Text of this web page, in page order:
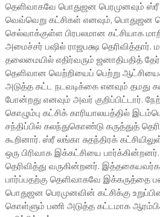
தெளிவாகவே பொதுஜன பெரமுனவும் ஸ்ரீ
வெவ்வெறு கட்சிகள் எனவும், பொதுஜன
செல்வாக்குள்ள பிரபலமான கட்சியாக
அமைச்சர் பஷில் ராஜபக்ஷ தெரிவித்தார்.
தலைமையில் எதிர்வரும் ஜனாதிபதித்
தெளிவான வெற்றியைப் பெற்று
அடுத்த கட்ட நடவடிக்கை எனவும் தமது
போன்றது எனவும் அவர் குறிப்பிட்டார்.
கொழும்பு கட்சிக் காரியாலயத்தில்
சந்திப்பில் கலந்துகொண்டு கருத்துத்
கூறினார். ஸ்ரீ லங்கா சுதந்திரக்
ஒரு பிரிவாக இக்கட்சியை
தெரிவித்து வருகின்றனர்.
பார்ப்பதற்கு தெளிவாகவே இக்கருத்தை
பொதுஜன பெரமுனவின் கட்சிக்கு
கொள்ளும் பணி அடுத்த கட்டமாக